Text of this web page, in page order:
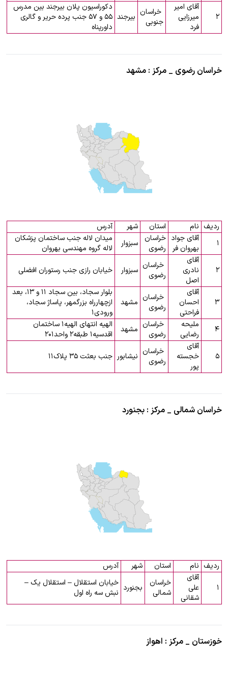
۲
آقای امیر
میرزایی
فرد
خراسان
جنوبی
بیرجند
دکوراسیون پلان بیرجند بین مدرس
۵۵ و ۵۷ جنب پرده حریر و گالری
داورپناه
خراسان رضوی _ مرکز : مشهد
ردیف نام استان شهر
آدرس
۱
آقای جواد
بهروان فر
خراسان
رضوی
سبزوار
میدان لاله جنب ساختمان پزشکان
لاله گروه مهندسی بهروان
۲
آقای
نادری
اصل
خراسان
رضوی
سبزوار خیابان رازی جنب رستوران افضلی
۳
آقای
احسان
فراحتی
خراسان
رضوی
مشهد
بلوار سجاد، بین سجاد ۱۱ و ۱۳، بعد
ازچهارراه بزرگمهر، پاساژ سجاد،
ورودی۱
۴
ملیحه
رضایی
خراسان
رضوی
مشهد
الهیه انتهای الهیه۱ ساختمان
اقدسیه۱ طبقه۲ واحد۲۰۱
۵
آقای
خجسته
پور
خراسان
رضوی
نیشابور جنب بعثت ۳۵ پلاک۱۱
خراسان شمالی _ مرکز : بجنورد
ردیف نام استان شهر آدرس
۱
آقای
علی
شقانی
خراسان
شمالی
بجنورد خیابان استقلال – استقلال یک –
نبش سه راه اول
خوزستان _ مرکز : اهواز